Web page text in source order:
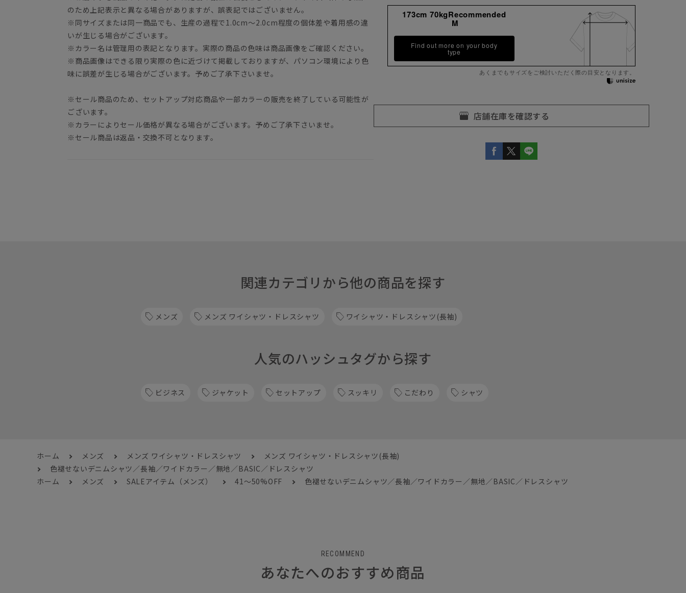
のため上記表示と異なる場合がありますが、誤表記ではございません。
※同サイズまたは同一商品でも、生産の過程で1.0cm～2.0cm程度の個体差や着用感の違
いが生じる場合がございます。
※カラー名は管理用の表記となります。実際の商品の色味は商品画像をご確認ください。
※商品画像はできる限り実際の色に近づけて掲載しておりますが、パソコン環境により色
味に誤差が生じる場合がございます。予めご了承下さいませ。
※セール商品のため、セットアップ対応商品や一部カラーの販売を終了している可能性が
ございます。
※カラーによりセール価格が異なる場合がございます。予めご了承下さいませ。
※セール商品は返品・交換不可となります。
173cm 70kgRecommended
M
Find out more on your body
type
あくまでもサイズをご検討いただく際の目安となります。
関連カテゴリから他の商品を探す
メンズ メンズ ワイシャツ・ドレスシャツ ワイシャツ・ドレスシャツ(長袖)
人気のハッシュタグから探す
ビジネス ジャケット セットアップ スッキリ こだわり シャツ
ホーム メンズ メンズ ワイシャツ・ドレスシャツ
メンズ ワイシャツ・ドレスシャツ(長袖)
色褪せないデニムシャツ／長袖／ワイドカラー／無地／BASIC／ドレスシャツ
ホーム
メンズ SALEアイテム（メンズ） 41～50%OFF 色褪せないデニムシャツ／長袖／ワイドカラー／無地／BASIC／ドレスシャツ
RECOMMEND
あなたへのおすすめ商品